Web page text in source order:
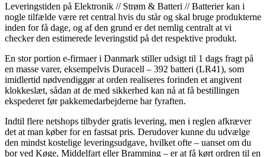
Leveringstiden på Elektronik // Strøm & Batteri // Batterier kan i
nogle tilfælde være ret central hvis du står og skal bruge produkterne
inden for få dage, og af den grund er det nemlig centralt at vi
checker den estimerede leveringstid på det respektive produkt.
En stor portion e-firmaer i Danmark stiller udsigt til 1 dags fragt på
en masse varer, eksempelvis Duracell – 392 batteri (LR41), som
imidlertid nødvendiggør at orden realiseres forinden et angivent
klokkeslæt, sådan at de med sikkerhed kan nå at få bestillingen
ekspederet før pakkemedarbejderne har fyraften.
Indtil flere netshops tilbyder gratis levering, men i reglen afkræver
det at man køber for en fastsat pris. Derudover kunne du udvælge
den mindst kostelige leveringsudgave, hvilket ofte – uanset om du
bor ved Køge, Middelfart eller Bramming – er at få kørt ordren til en